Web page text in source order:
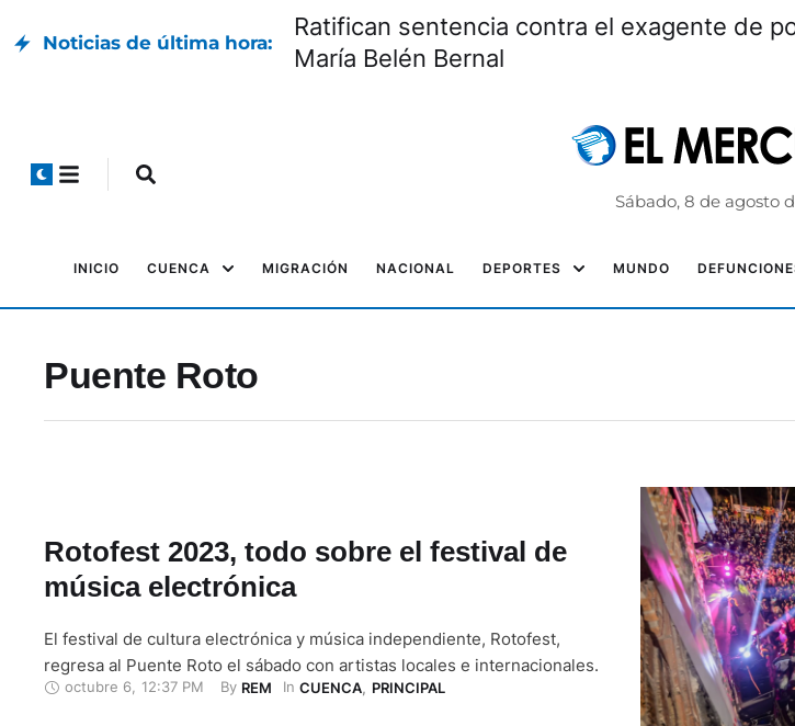
Noticias de última hora:
Ratifican sentencia contra el exagente de
María Belén Bernal
Sábado, 8 de agosto
INICIO CUENCA MIGRACIÓN NACIONAL DEPORTES MUNDO
Puente Roto
Rotofest 2023, todo sobre el festival de
música electrónica
El festival de cultura electrónica y música independiente, Rotofest,
regresa al Puente Roto el sábado con artistas locales e internacionales.
octubre 6 12:37 PM By REM In CUENCA, PRINCIPAL